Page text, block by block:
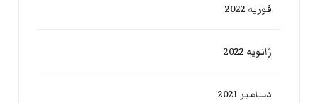
فوریه 2022
ژانویه 2022
دسامبر 2021